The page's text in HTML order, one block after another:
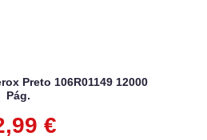
Preto 106R01149 12000
Pág.
€